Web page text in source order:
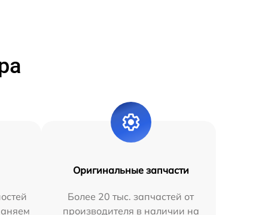
Оригинальные запчасти
Более 20 тыс. запчастей от
производителя в наличии на